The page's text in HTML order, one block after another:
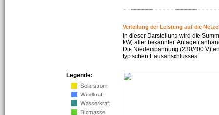
Verteilung der Leistung auf die
In dieser Darstellung wird die
kW) aller bekannten Anlagen
Die Niederspannung (230/400 V)
typischen Hausanschlusses.
Legende: